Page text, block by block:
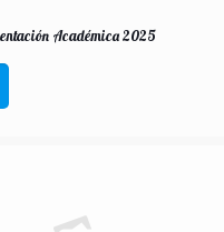
Académica 2025